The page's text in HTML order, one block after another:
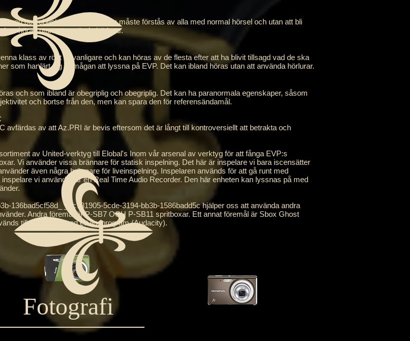
och obestridd, eftersom den måste förstås av alla med normal hörsel och utan att bli
höras utan att använda hörlurar.
klass av röst är vanligare och kan höras av de flesta efter att ha blivit tillsagd vad de ska
som har lärt sig förmågan att lyssna på EVP. Det kan ibland höras utan att använda hörlurar.
och som ibland är obegriplig och obegriplig. Det kan ha paranormala egenskaper, såsom
och bortse från den, men kan spara den för referensändamål.
avfärdas av att Az.PRI är bevis eftersom det är långt till kontroversiellt att betrakta och
av United-verktyg till Elobal's Inom vår arsenal av verktyg för att fånga EVP:s
Vi använder vissa brännare för statisk inspelning. Det här är inspelare vi bara iscensätter
även några brännare för liveinspelning. Inspelaren används för att gå runt med
vi använder är en Real Time Audio Recorder. Den här enheten kan lyssnas på med
136bad5cf58d_ _cc781905-5cde-3194-bb3b-1586badd5c hjälper oss att använda andra
Andra föremål är P-SB7 OCH P-SB11 spritboxar. Ett annat föremål är Sbox Ghost
tillsammans med ett ljudprogram (Audacity).
Fotografi